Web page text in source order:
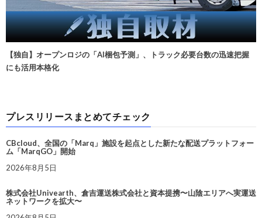
【独自】オープンロジの「AI梱包予測」、トラック必要台数の迅速把握
にも活用本格化
プレスリリースまとめてチェック
CBcloud、全国の「Marq」施設を起点とした新たな配送プラットフォー
ム「MarqGO」開始
2026年8月5日
株式会社Univearth、倉吉運送株式会社と資本提携〜山陰エリアへ実運送
ネットワークを拡大〜